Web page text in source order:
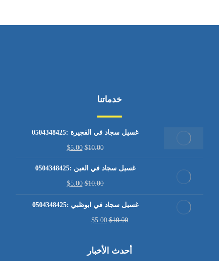
خدماتنا
غسيل سجاد في الفجيرة :0504348425
$10.00
$5.00
غسيل سجاد في العين :0504348425
$10.00
$5.00
غسيل سجاد في ابوظبي :0504348425
$10.00
$5.00
أحدث الأخبار